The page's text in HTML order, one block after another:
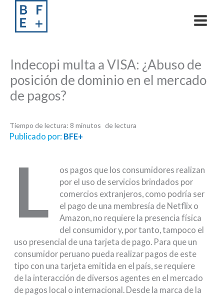
content
Indecopi multa a VISA: ¿Abuso de
posición de dominio en el mercado
de pagos?
Tiempo de lectura: 8 minutos
Publicado por: BFE+
L
os pagos que los consumidores realizan
por el uso de servicios brindados por
comercios extranjeros, como podría ser
el pago de una membresía de Netflix o
Amazon, no requiere la presencia física
del consumidor y, por tanto, tampoco el
uso presencial de una tarjeta de pago. Para que un
consumidor peruano pueda realizar pagos de este
tipo con una tarjeta emitida en el país, se requiere
de la interacción de diversos agentes en el mercado
de pagos local o internacional. Desde la marca de la